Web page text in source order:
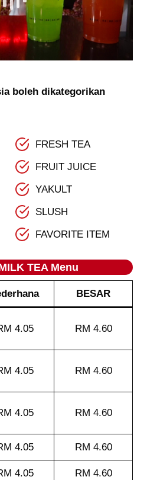
boleh dikategorikan
FRESH TEA
FRUIT JUICE
YAKULT
SLUSH
FAVORITE ITEM
TEA Menu
BESAR
4.05 RM 4.60
4.05 RM 4.60
4.05 RM 4.60
4.05 RM 4.60
4.05 RM 4.60